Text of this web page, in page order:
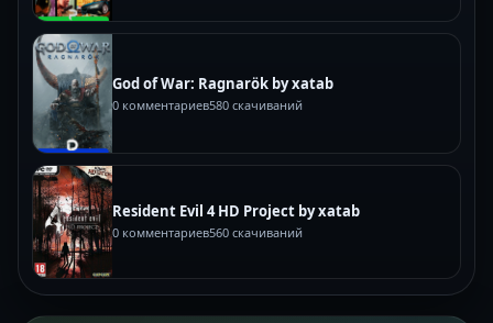
God of War: Ragnarök by xatab
0 комментариев580 скачиваний
Resident Evil 4 HD Project by xatab
0 комментариев560 скачиваний